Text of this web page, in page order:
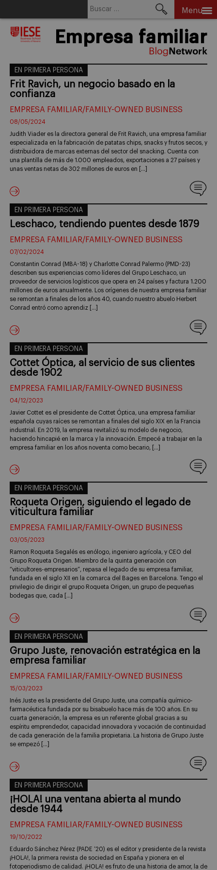
Menu
Empresa familiar
EN PRIMERA PERSONA
Frit Ravich, un negocio basado en la
confianza
EMPRESA FAMILIAR/FAMILY-OWNED BUSINESS
08/05/2024
Judith Viader es la directora general de Frit Ravich, una empresa familiar
especializada en la fabricación de patatas chips, snacks y frutos secos, y
distribuidora de marcas externas del sector del snacking. Cuenta con
una plantilla de más de 1.000 empleados, exportaciones a 27 países y
unas ventas netas de 302 millones de euros en […]
EN PRIMERA PERSONA
Leschaco, tendiendo puentes desde 1879
EMPRESA FAMILIAR/FAMILY-OWNED BUSINESS
07/02/2024
Constantin Conrad (MBA-18) y Charlotte Conrad Palermo (PMD-23)
describen sus experiencias como líderes del Grupo Leschaco, un
proveedor de servicios logísticos que opera en 24 países y factura 1.200
millones de euros anualmente. Los orígenes de nuestra empresa familiar
se remontan a finales de los años 40, cuando nuestro abuelo Herbert
Conrad entró como aprendiz […]
EN PRIMERA PERSONA
Cottet Óptica, al servicio de sus clientes
desde 1902
EMPRESA FAMILIAR/FAMILY-OWNED BUSINESS
04/12/2023
Javier Cottet es el presidente de Cottet Óptica, una empresa familiar
española cuyas raíces se remontan a finales del siglo XIX en la Francia
industrial. En 2019, la empresa revitalizó su modelo de negocio,
haciendo hincapié en la marca y la innovación. Empecé a trabajar en la
empresa familiar en los años noventa como becario, […]
EN PRIMERA PERSONA
Roqueta Origen, siguiendo el legado de
viticultura familiar
EMPRESA FAMILIAR/FAMILY-OWNED BUSINESS
03/05/2023
Ramon Roqueta Segalés es enólogo, ingeniero agrícola, y CEO del
Grupo Roqueta Origen. Miembro de la quinta generación con
“viticultores-empresarios”, repasa el legado de su empresa familiar,
fundada en el siglo XII en la comarca del Bages en Barcelona. Tengo el
privilegio de dirigir el grupo Roqueta Origen, un grupo de pequeñas
bodegas que, cada […]
EN PRIMERA PERSONA
Grupo Juste, renovación estratégica en la
empresa familiar
EMPRESA FAMILIAR/FAMILY-OWNED BUSINESS
15/03/2023
Inés Juste es la presidente del Grupo Juste, una compañía químico-
farmacéutica fundada por su bisabuelo hace más de 100 años. En su
cuarta generación, la empresa es un referente global gracias a su
espíritu emprendedor, capacidad innovadora y vocación de continuidad
de cada generación de la familia propietaria. La historia de Grupo Juste
se empezó […]
EN PRIMERA PERSONA
¡HOLA! una ventana abierta al mundo
desde 1944
EMPRESA FAMILIAR/FAMILY-OWNED BUSINESS
19/10/2022
Eduardo Sánchez Pérez (PADE ’20) es el editor y presidente de la revista
¡HOLA!, la primera revista de sociedad en España y pionera en el
fotoperiodismo de calidad. ¡HOLA! es fruto de una historia de amor, la de